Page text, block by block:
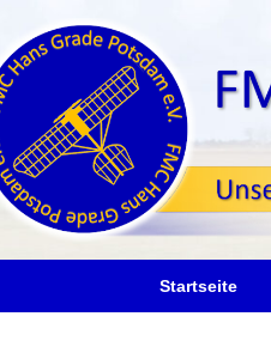
Startseite